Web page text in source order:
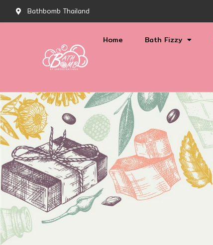
Bathbomb Thailand
Home Bath Fizzy